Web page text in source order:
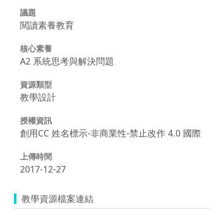
議題
閱讀素養教育
核心素養
A2 系統思考與解決問題
資源類型
教學設計
授權資訊
創用CC 姓名標示-非商業性-禁止改作 4.0 國際
上傳時間
2017-12-27
教學資源檔案連結